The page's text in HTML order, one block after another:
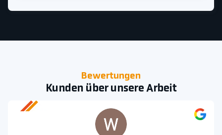
Bewertungen
Kunden über unsere Arbeit